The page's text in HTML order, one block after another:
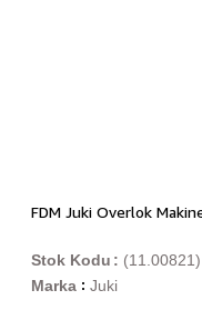
FDM Juki Overlok
(11.00821)
Stok Kodu
Marka : Juki